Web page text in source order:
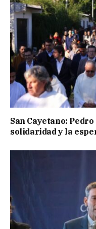
San Cayetano:
solidaridad y la